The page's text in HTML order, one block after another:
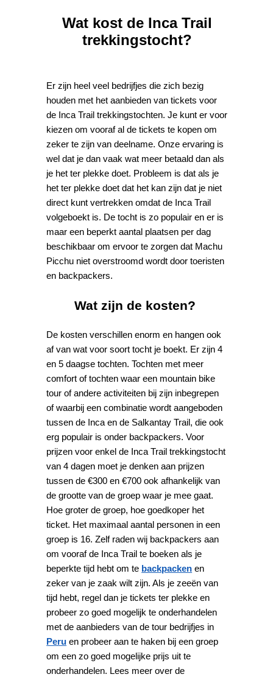
Wat kost de Inca Trail
trekkingstocht?
Er zijn heel veel bedrijfjes die zich bezig
houden met het aanbieden van tickets voor
de Inca Trail trekkingstochten. Je kunt er voor
kiezen om vooraf al de tickets te kopen om
zeker te zijn van deelname. Onze ervaring is
wel dat je dan vaak wat meer betaald dan als
je het ter plekke doet. Probleem is dat als je
het ter plekke doet dat het kan zijn dat je niet
direct kunt vertrekken omdat de Inca Trail
volgeboekt is. De tocht is zo populair en er is
maar een beperkt aantal plaatsen per dag
beschikbaar om ervoor te zorgen dat Machu
Picchu niet overstroomd wordt door toeristen
en backpackers.
Wat zijn de kosten?
De kosten verschillen enorm en hangen ook
af van wat voor soort tocht je boekt. Er zijn 4
en 5 daagse tochten. Tochten met meer
comfort of tochten waar een mountain bike
tour of andere activiteiten bij zijn inbegrepen
of waarbij een combinatie wordt aangeboden
tussen de Inca en de Salkantay Trail, die ook
erg populair is onder backpackers. Voor
prijzen voor enkel de Inca Trail trekkingstocht
van 4 dagen moet je denken aan prijzen
tussen de €300 en €700 ook afhankelijk van
de grootte van de groep waar je mee gaat.
Hoe groter de groep, hoe goedkoper het
ticket. Het maximaal aantal personen in een
groep is 16. Zelf raden wij backpackers aan
om vooraf de Inca Trail te boeken als je
beperkte tijd hebt om te backpacken en
zeker van je zaak wilt zijn. Als je zeeën van
tijd hebt, regel dan je tickets ter plekke en
probeer zo goed mogelijk te onderhandelen
met de aanbieders van de tour bedrijfjes in
Peru en probeer aan te haken bij een groep
om een zo goed mogelijke prijs uit te
onderhandelen. Lees meer over de